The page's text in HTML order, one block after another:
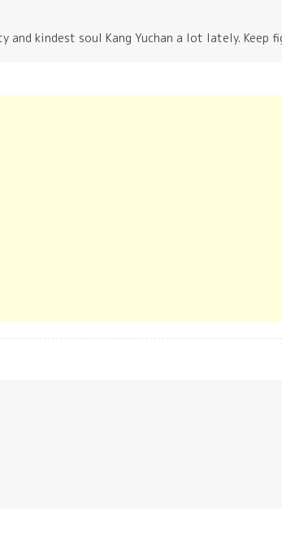
kindest soul Kang Yuchan a lot lately. Keep